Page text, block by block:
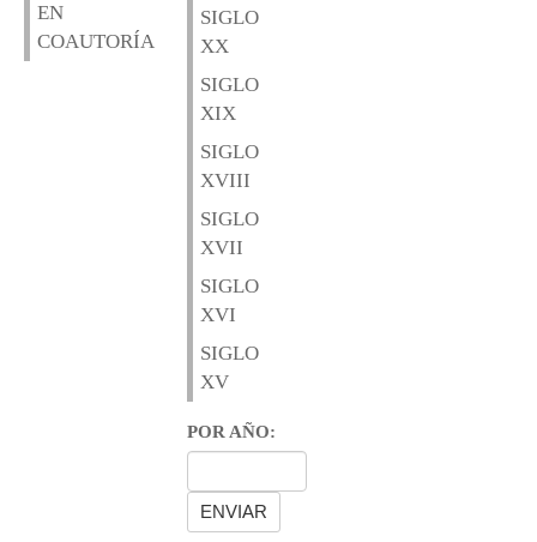
EN
COAUTORÍA
SIGLO
XX
SIGLO
XIX
SIGLO
XVIII
SIGLO
XVII
SIGLO
XVI
SIGLO
XV
POR AÑO: